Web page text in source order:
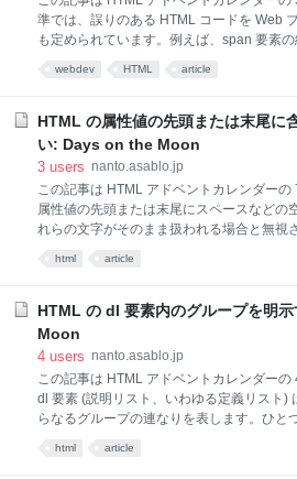
前
準では、誤りのある HTML コードを Web
も定められています。例えば、span 要素
要素も終了すると解釈されました。ここで
みるとどうなるでしょう。 const c =
c.innerHTML = '<p><b>foo<
webdev HTML article
HTML の属性値の先頭または末尾に
い: Days on the Moon
3 users nanto.asablo.jp
この記事は HTML アドベントカレンダー
属性値の先頭または末尾にスペースなどの
れらの文字がそのまま扱われる場合と無視
無効な値として無視され、デフォルト値で
じ扱いになります。 action 属性の値はスペ
空でない妥当な URL であり、先頭と末尾
html article
HTML の dl 要素内のグループを明
Moon
4 users nanto.asablo.jp
この記事は HTML アドベントカレンダー
dl 要素 (説明リスト、いわゆる定義リスト)
らなるグループの連なりを表します。ひと
html article